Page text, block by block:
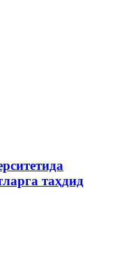
таҳдид